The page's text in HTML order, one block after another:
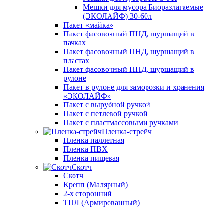
Мешки для мусора Биоразлагаемые
(ЭКОЛАЙФ) 30-60л
Пакет «майка»
Пакет фасовочный ПНД, шуршащий в
пачках
Пакет фасовочный ПНД, шуршащий в
пластах
Пакет фасовочный ПНД, шуршащий в
рулоне
Пакет в рулоне для заморозки и хранения
«ЭКОЛАЙФ»
Пакет с вырубной ручкой
Пакет с петлевой ручкой
Пакет с пластмассовыми ручками
Пленка-стрейч
Пленка паллетная
Пленка ПВХ
Пленка пищевая
Скотч
Скотч
Крепп (Малярный)
2-х сторонний
ТПЛ (Армированный)